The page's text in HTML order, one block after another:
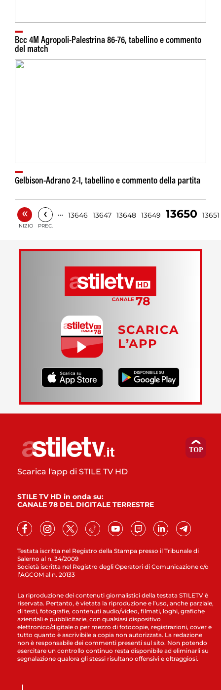
Bcc 4M Agropoli-Palestrina 86-76, tabellino e commento
del match
Gelbison-Adrano 2-1, tabellino e commento della partita
«
INIZIO
‹
PREC.
… 13646 13647 13648 13649 13650 13651
SCARICA
L’APP
Testata iscritta nel Registro della Stampa presso il Tribunale di
Salerno al n. 34/2009
Società iscritta nel Registro degli Operatori di Comunicazione c/o
l’AGCOM al n. 20133
Scarica l'app di STILE TV HD
STILE TV HD in onda su:
CANALE 78 DEL DIGITALE TERRESTRE
La riproduzione dei contenuti giornalistici della testata STILETV è
riservata. Pertanto, è vietata la riproduzione e l’uso, anche parziale,
di testi, fotografie, contenuti audio/video, filmati, loghi, grafiche
aziendali e pubblicitarie, con qualsiasi dispositivo
elettronico/digitale o per mezzo di fotocopie, registrazioni, cover e
tutto quanto è ascrivibile a copia non autorizzata. La redazione
non è responsabile dei commenti presenti sul sito. Non potendo
esercitare un controllo continuo resta disponibile ad eliminarli su
segnalazione qualora gli stessi risultano offensivi e oltraggiosi.